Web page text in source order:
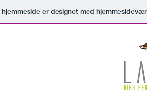
hjemmeside er designet med